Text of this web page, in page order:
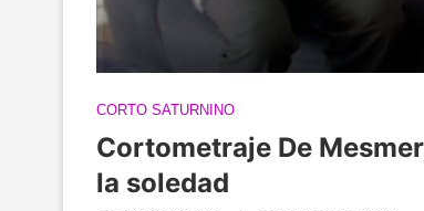
CORTO SATURNINO
Cortometraje De
la soledad